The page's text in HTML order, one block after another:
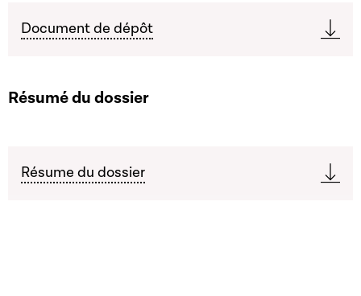
Document de dépôt
Résumé du dossier
Résume du dossier